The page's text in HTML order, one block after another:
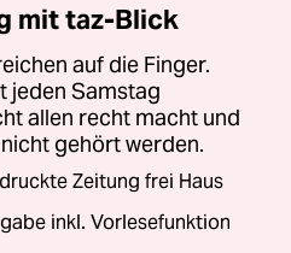
mit taz-Blick
auf die Finger.
jeden Samstag
allen recht macht und
gehört werden.
Zeitung frei Haus
inkl. Vorlesefunktion